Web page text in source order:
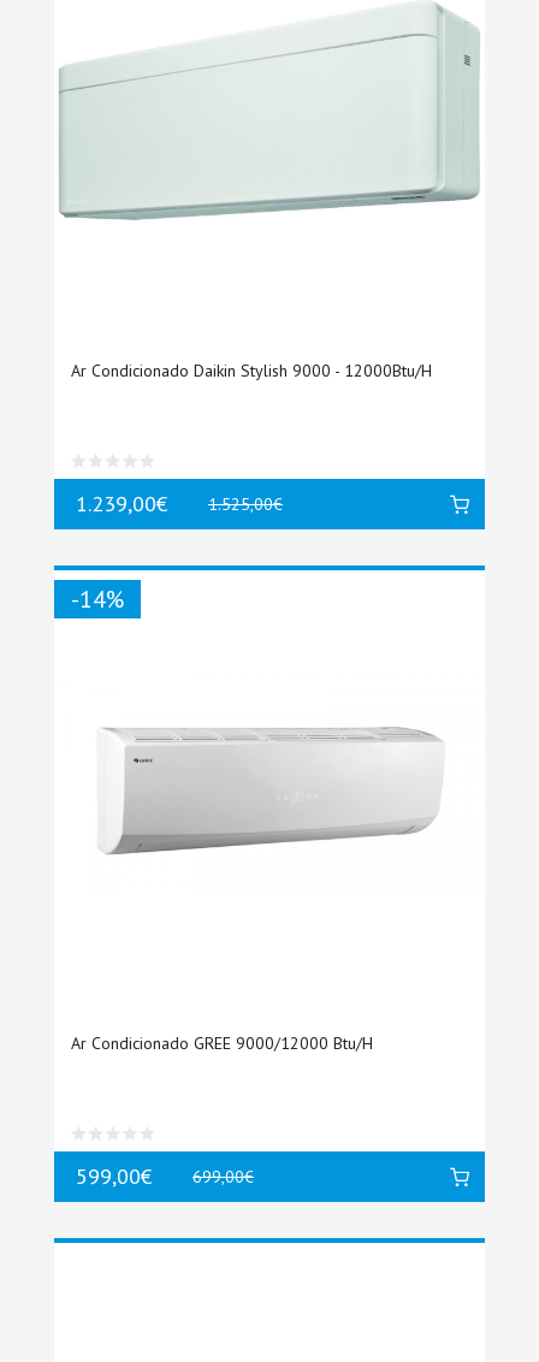
Ar Condicionado Daikin Stylish 9000 - 12000Btu/h
1.239,00€ 1.525,00€
-14%
Ar Condicionado GREE 9000/12000 Btu/h
599,00€ 699,00€